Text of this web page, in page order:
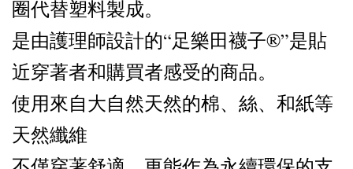
圈代替塑料製成。
是由護理師設計的“足樂田襪子®”是貼
近穿著者和購買者感受的商品。
使用來自大自然天然的棉、絲、和紙等
天然纖維